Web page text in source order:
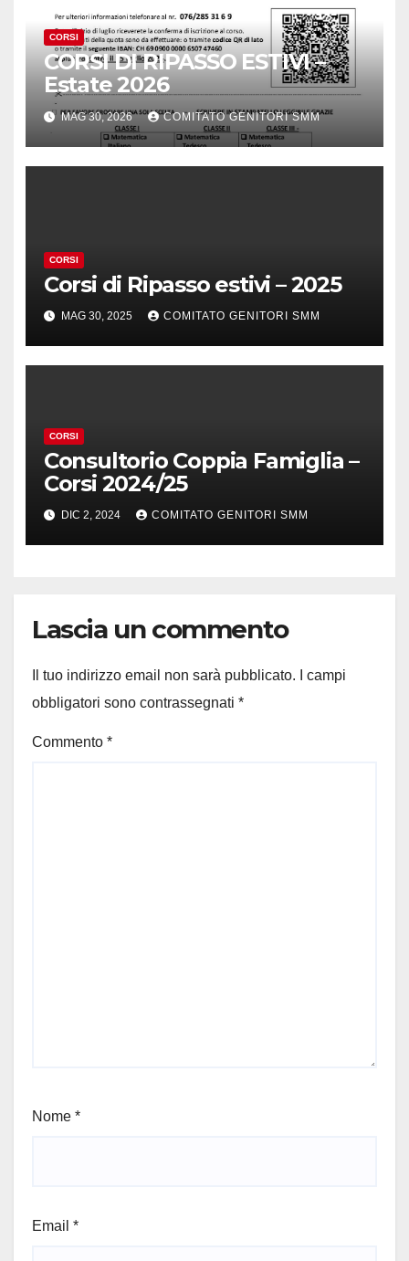
CORSI
CORSI DI RIPASSO ESTIVI –
Estate 2026
MAG 30, 2026 COMITATO GENITORI SMM
CORSI
Corsi di Ripasso estivi – 2025
MAG 30, 2025 COMITATO GENITORI SMM
CORSI
Consultorio Coppia Famiglia –
Corsi 2024/25
DIC 2, 2024 COMITATO GENITORI SMM
Lascia un commento
Il tuo indirizzo email non sarà pubblicato.
I campi
obbligatori sono contrassegnati *
Commento *
Nome *
Email *